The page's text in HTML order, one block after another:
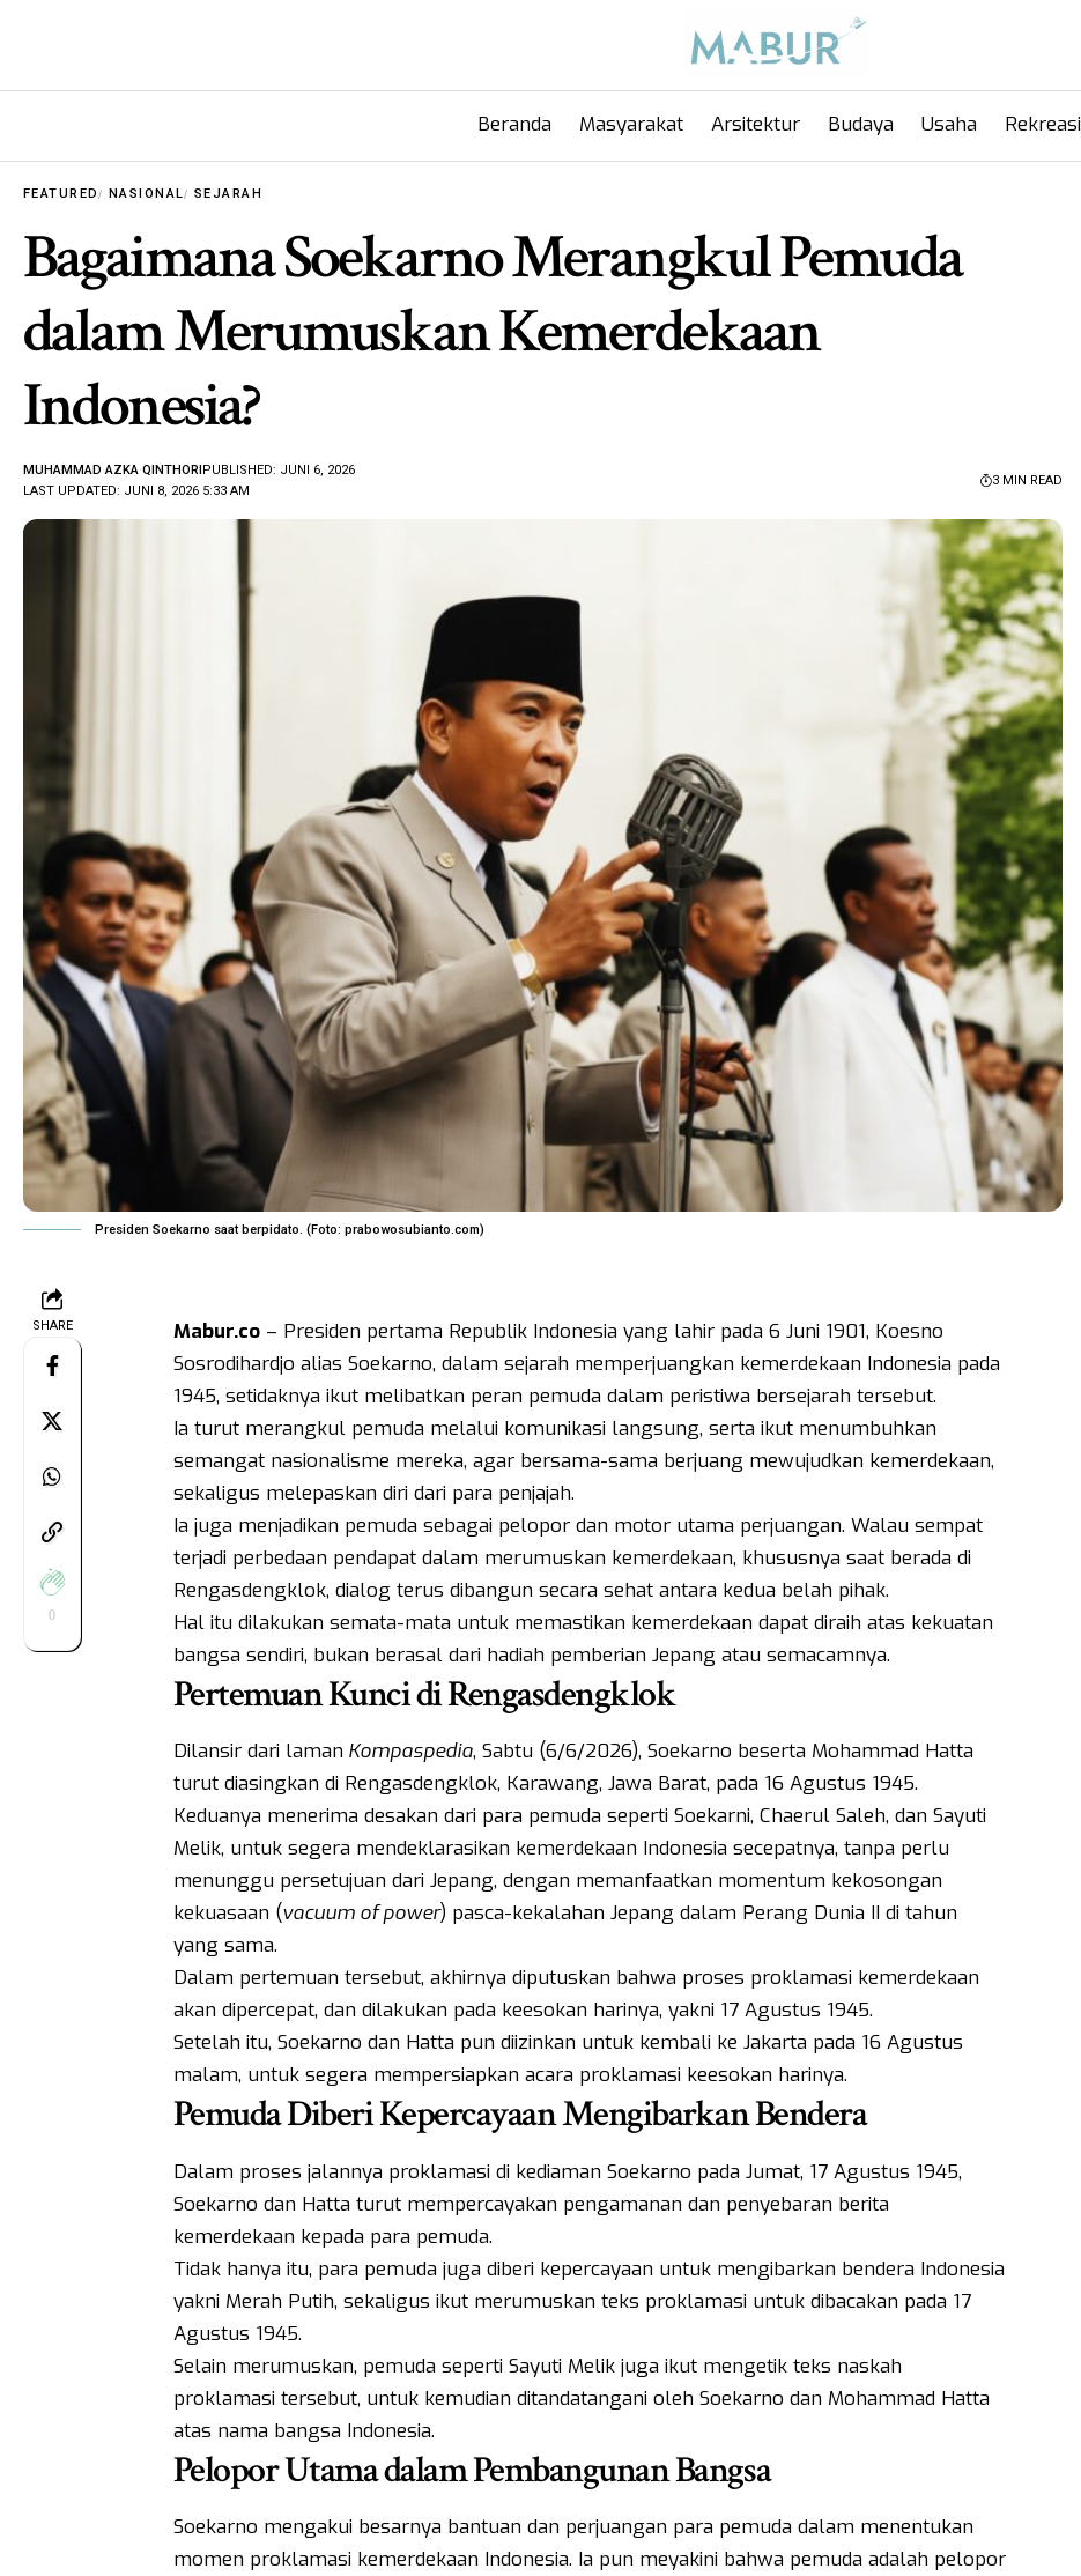
Beranda Masyarakat Arsitektur Budaya Usaha Rekreasi
FEATURED NASIONAL SEJARAH
Bagaimana Soekarno Merangkul Pemuda
dalam Merumuskan Kemerdekaan
Indonesia?
LAST UPDATED: JUNI 8, 2026 5:33 AM
MUHAMMAD AZKA QINTHORIPUBLISHED: JUNI 6, 2026
3 MIN READ
Presiden Soekarno saat berpidato. (Foto: prabowosubianto.com)
SHARE
0
Mabur.co– Presiden pertama Republik Indonesia yang lahir pada 6 Juni 1901, Koesno
Sosrodihardjo alias Soekarno, dalam sejarah memperjuangkan kemerdekaan Indonesia pada
1945, setidaknya ikut melibatkan peran pemuda dalam peristiwa bersejarah tersebut.
Ia turut merangkul pemuda melalui komunikasi langsung, serta ikut menumbuhkan
semangat nasionalisme mereka, agar bersama-sama berjuang mewujudkan kemerdekaan,
sekaligus melepaskan diri dari para penjajah.
Ia juga menjadikan pemuda sebagai pelopor dan motor utama perjuangan. Walau sempat
terjadi perbedaan pendapat dalam merumuskan kemerdekaan, khususnya saat berada di
Rengasdengklok, dialog terus dibangun secara sehat antara kedua belah pihak.
Hal itu dilakukan semata-mata untuk memastikan kemerdekaan dapat diraih atas kekuatan
bangsa sendiri, bukan berasal dari hadiah pemberian Jepang atau semacamnya.
Pertemuan Kunci di Rengasdengklok
Dilansir dari laman Kompaspedia, Sabtu (6/6/2026), Soekarno beserta Mohammad Hatta
turut diasingkan di Rengasdengklok, Karawang, Jawa Barat, pada 16 Agustus 1945.
Keduanya menerima desakan dari para pemuda seperti Soekarni, Chaerul Saleh, dan Sayuti
Melik, untuk segera mendeklarasikan kemerdekaan Indonesia secepatnya, tanpa perlu
menunggu persetujuan dari Jepang, dengan memanfaatkan momentum kekosongan
kekuasaan (vacuum of power) pasca-kekalahan Jepang dalam Perang Dunia II di tahun
yang sama.
Dalam pertemuan tersebut, akhirnya diputuskan bahwa proses proklamasi kemerdekaan
akan dipercepat, dan dilakukan pada keesokan harinya, yakni 17 Agustus 1945.
Setelah itu, Soekarno dan Hatta pun diizinkan untuk kembali ke Jakarta pada 16 Agustus
malam, untuk segera mempersiapkan acara proklamasi keesokan harinya.
Pemuda Diberi Kepercayaan Mengibarkan Bendera
Dalam proses jalannya proklamasi di kediaman Soekarno pada Jumat, 17 Agustus 1945,
Soekarno dan Hatta turut mempercayakan pengamanan dan penyebaran berita
kemerdekaan kepada para pemuda.
Tidak hanya itu, para pemuda juga diberi kepercayaan untuk mengibarkan bendera Indonesia
yakni Merah Putih, sekaligus ikut merumuskan teks proklamasi untuk dibacakan pada 17
Agustus 1945.
Selain merumuskan, pemuda seperti Sayuti Melik juga ikut mengetik teks naskah
proklamasi tersebut, untuk kemudian ditandatangani oleh Soekarno dan Mohammad Hatta
atas nama bangsa Indonesia.
Pelopor Utama dalam Pembangunan Bangsa
Soekarno mengakui besarnya bantuan dan perjuangan para pemuda dalam menentukan
momen proklamasi kemerdekaan Indonesia. Ia pun meyakini bahwa pemuda adalah pelopor